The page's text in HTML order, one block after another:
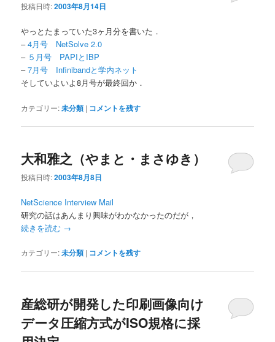
投稿日時:2003年8月14日
やっとたまっていた3ヶ月分を書いた．
–4月号 NetSolve 2.0
– ５月号 PAPIとIBP
–7月号 Infinibandと学内ネット
そしていよいよ8月号が最終回か．
カテゴリー:未分類 | コメントを残す
大和雅之（やまと・まさゆき）
投稿日時:2003年8月8日
NetScience Interview Mail
研究の話はあんまり興味がわかなかったのだが，
続きを読む →
カテゴリー:未分類 | コメントを残す
産総研が開発した印刷画像向け
データ圧縮方式がISO規格に採